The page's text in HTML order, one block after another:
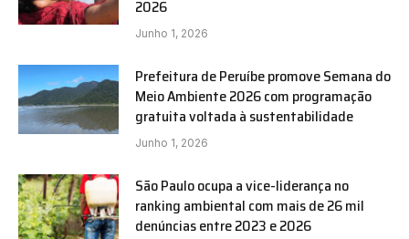
2026
Junho 1, 2026
Prefeitura de Peruíbe promove Semana do
Meio Ambiente 2026 com programação
gratuita voltada à sustentabilidade
Junho 1, 2026
São Paulo ocupa a vice-liderança no
ranking ambiental com mais de 26 mil
denúncias entre 2023 e 2026